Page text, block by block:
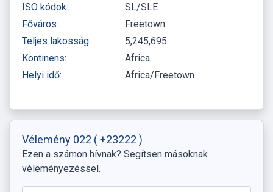
ISO kódok:
SL/SLE
Főváros:
Freetown
Teljes lakosság:
5,245,695
Kontinens:
Africa
Helyi idő:
Africa/Freetown
Vélemény 022 ( +23222 )
Ezen a számon hívnak? Segítsen másoknak
véleményezéssel.